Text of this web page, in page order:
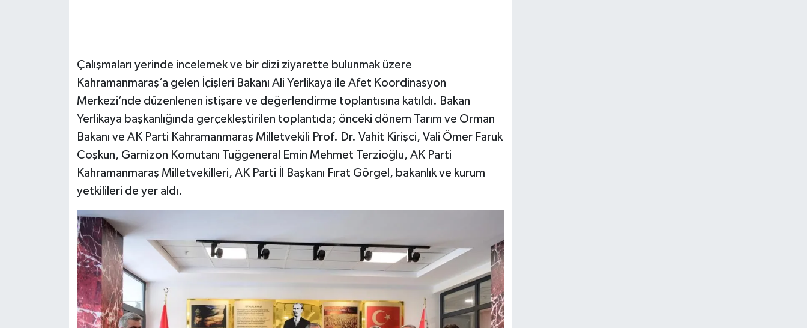
Çalışmaları yerinde incelemek ve bir dizi ziyarette bulunmak üzere
Kahramanmaraş’a gelen İçişleri Bakanı Ali Yerlikaya ile Afet Koordinasyon
Merkezi’nde düzenlenen istişare ve değerlendirme toplantısına katıldı. Bakan
Yerlikaya başkanlığında gerçekleştirilen toplantıda; önceki dönem Tarım ve Orman
Bakanı ve AK Parti Kahramanmaraş Milletvekili Prof. Dr. Vahit Kirişci, Vali Ömer Faruk
Coşkun, Garnizon Komutanı Tuğgeneral Emin Mehmet Terzioğlu, AK Parti
Kahramanmaraş Milletvekilleri, AK Parti İl Başkanı Fırat Görgel, bakanlık ve kurum
yetkilileri de yer aldı.
ÜÇÜNCÜ SAYFA
BİLİMNET
SİVİL TOPLUM
KİM KİMDİR
ÇEK GÖNDER
HEDEF2020